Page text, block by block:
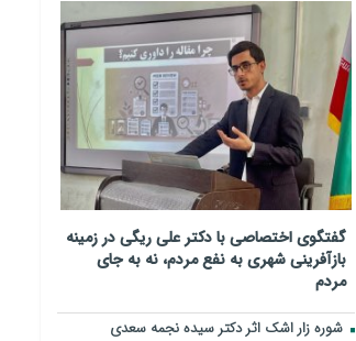
گفتگوی اختصاصی با دکتر علی ریگی در زمینه
بازآفرینی شهری به نفع مردم، نه به جای
مردم
شوره زار اشک اثر دکتر سیده نجمه سعدی